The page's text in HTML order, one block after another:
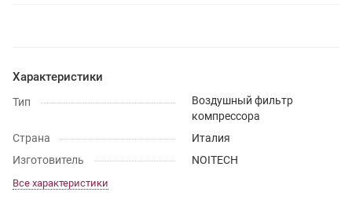
Характеристики
Тип
Воздушный фильтр
компрессора
Страна
Италия
Изготовитель
NOITECH
Все характеристики